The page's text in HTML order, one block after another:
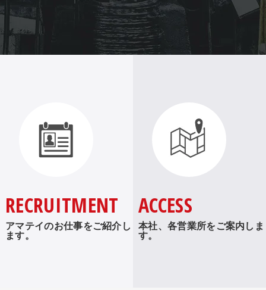
RECRUITMENT
アマテイのお仕事をご紹介し
ます。
ACCESS
本社、各営業所をご案内しま
す。